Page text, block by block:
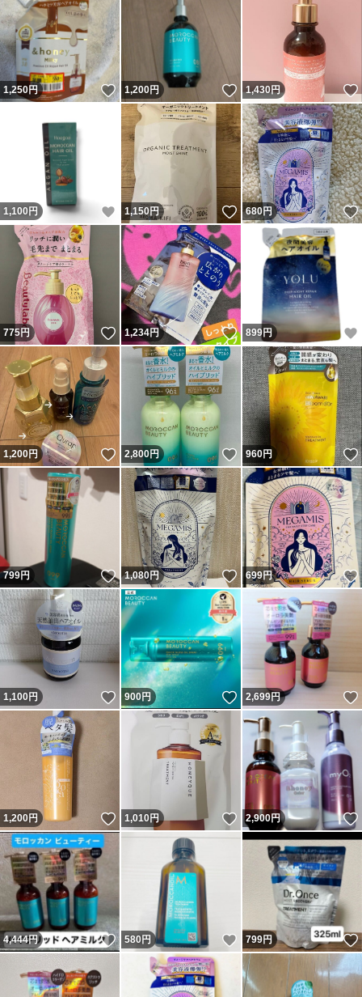
1,250円 いいね！
1,200円 いいね！
1,430円
1,100 円 いいね！
1,150円 いいね！
680円
775円 いいね！
1,234円 いいね！
899円
1,200円 いいね！
2,800円 いいね！
960円
799円 いいね！
1,080円 いいね！
699円
1,100円 いいね！
900円 いいね！
2,699円
1,200円 いいね！
1,010円 いいね！
2,900円
4,444円 いいね！
580円 いいね！
799円